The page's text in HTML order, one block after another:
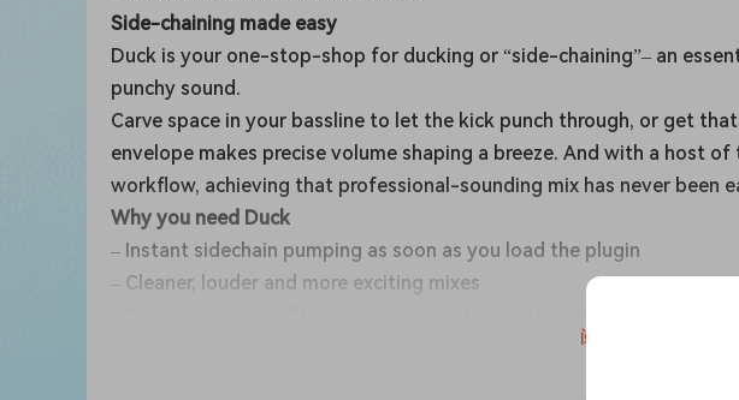
Side-chaining made easy
Duck is your one-stop-shop for ducking or “side-chaining”– an
punchy sound.
Carve space in your bassline to let the kick punch through, or get
envelope makes precise volume shaping a breeze. And with a host
workflow, achieving that professional-sounding mix has never been
Why you need Duck
– Instant sidechain pumping as soon as you load the plugin
– Cleaner, louder and more exciting mixes
– Choose from 8 preset curves or 58 creative and useful Duck patches
阅读全文